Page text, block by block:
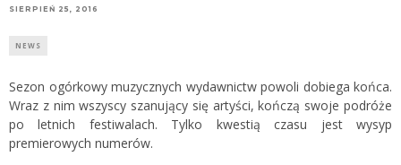
SIERPIEŃ 25, 2016
NEWS
Sezon ogórkowy muzycznych wydawnictw powoli dobiega końca.
Wraz z nim wszyscy szanujący się artyści, kończą swoje podróże
po letnich festiwalach. Tylko kwestią czasu jest wysyp
premierowych numerów.